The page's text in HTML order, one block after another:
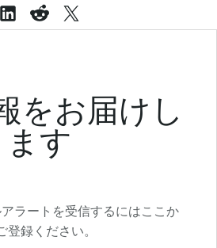
をお届けし
ます
ラートを受信するにはここか
登録ください。